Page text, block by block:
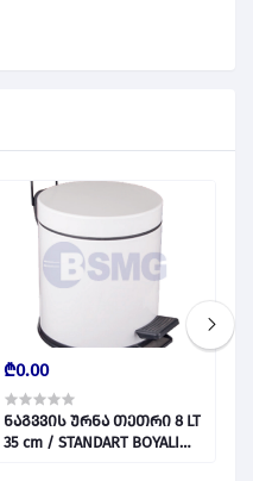
₾0.00
ნაგვვის ურნა თეთრი 8 LT
35 cm / STANDART BOYALI